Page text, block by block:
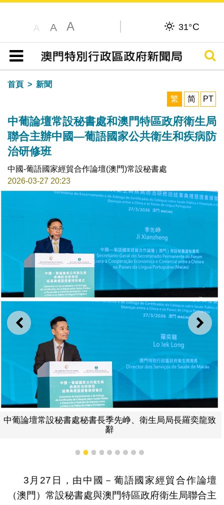
A A A 31°C
目錄
搜尋
首頁
新聞
繁
简 PT
中葡論壇常設秘書處和澳門特區政府衛生局
聯合主辦中國—葡語國家公共衛生和疾病防
治研修班
中國-葡語國家經貿合作論壇(澳門)常設秘書處
2026-03-27 20:23
上一則 下一
中葡論壇常設秘書處秘書長季先峥、衛生局局長羅奕龍致
辭
1 2 3 4 5 6 7 8 9
3月27日，由中國－葡語國家經貿合作論壇
（澳門）常設秘書處與澳門特區政府衛生局聯合主